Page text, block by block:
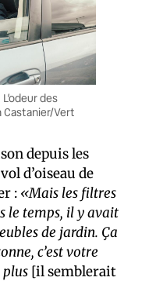
des
Castanier/Vert
depuis les
d’oiseau de
: «Mais les filtres
le temps, il y avait
de jardin. Ça
c’est votre
plus [il semblerait